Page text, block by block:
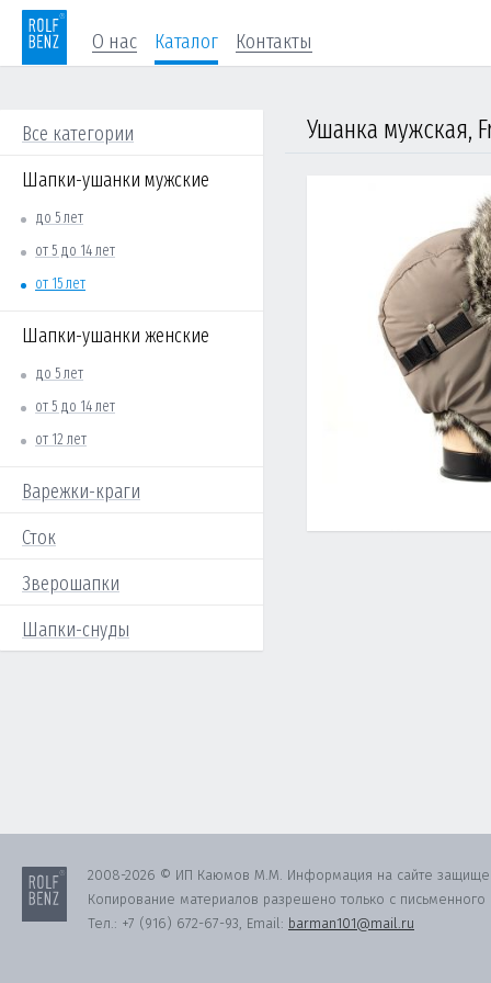
О нас Каталог Контакты
Все категории
Шапки-ушанки мужские
до 5 лет
от 5 до 14 лет
от 15 лет
Шапки-ушанки женские
до 5 лет
от 5 до 14 лет
от 12 лет
Варежки-краги
Сток
Зверошапки
Шапки-снуды
Ушанка мужская,
2008-2026 © ИП Каюмов М.М. Информация на сайте
Копирование материалов разрешено только с письменного
Тел.: +7 (916) 672-67-93, Email: barman101@mail.ru